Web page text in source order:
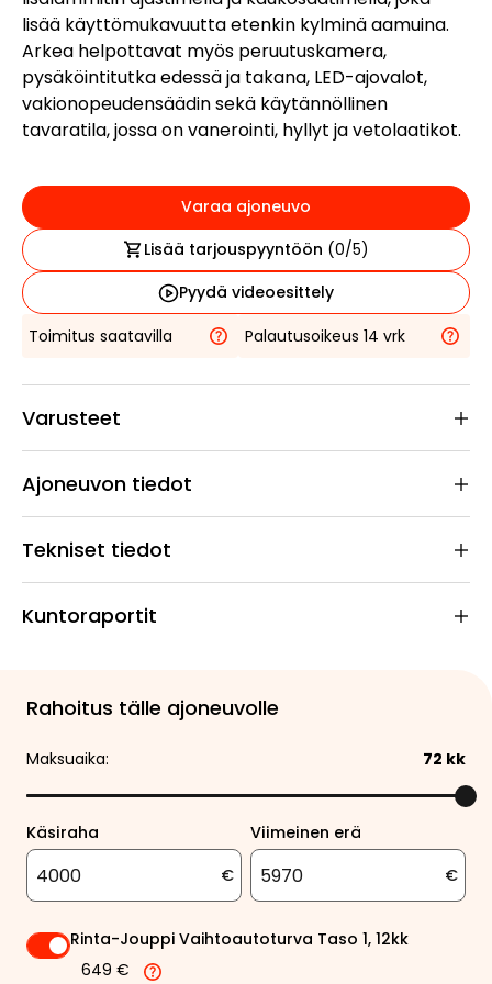
lisää käyttömukavuutta etenkin kylminä aamuina.
Arkea helpottavat myös peruutuskamera,
pysäköintitutka edessä ja takana, LED-ajovalot,
vakionopeudensäädin sekä käytännöllinen
tavaratila, jossa on vanerointi, hyllyt ja vetolaatikot.
Varaa ajoneuvo
Lisää tarjouspyyntöön (0/5)
Pyydä videoesittely
Toimitus saatavilla
Palautusoikeus 14 vrk
Varusteet
Ajoneuvon tiedot
Tekniset tiedot
Kuntoraportit
Rahoitus tälle ajoneuvolle
Maksuaika: 72 kk
Käsiraha
€
Viimeinen erä
€
Rinta-Jouppi Vaihtoautoturva Taso 1, 12kk
649 €